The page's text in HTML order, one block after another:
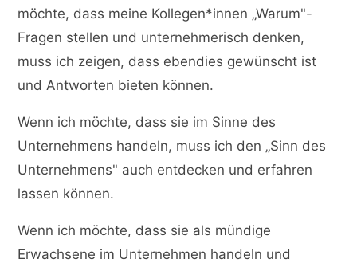
möchte, dass meine Kollegen*innen „Warum"-
Fragen stellen und unternehmerisch denken,
muss ich zeigen, dass ebendies gewünscht ist
und Antworten bieten können.
Wenn ich möchte, dass sie im Sinne des
Unternehmens handeln, muss ich den „Sinn des
Unternehmens" auch entdecken und erfahren
lassen können.
Wenn ich möchte, dass sie als mündige
Erwachsene im Unternehmen handeln und